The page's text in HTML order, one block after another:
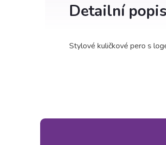
Detailní
Stylové kuličkové pero s